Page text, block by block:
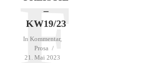
–
KW19/23
InKommentar,
Prosa
21. Mai 2023